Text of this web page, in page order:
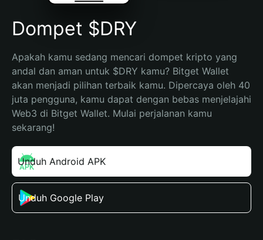
Dompet $DRY
Apakah kamu sedang mencari dompet kripto yang
andal dan aman untuk $DRY kamu? Bitget Wallet
akan menjadi pilihan terbaik kamu. Dipercaya oleh 40
juta pengguna, kamu dapat dengan bebas menjelajahi
Web3 di Bitget Wallet. Mulai perjalanan kamu
sekarang!
Unduh Android APK
Unduh Google Play